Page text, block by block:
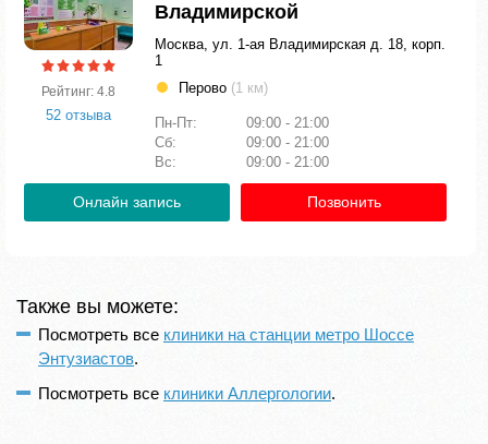
Рейтинг: 4.8
52 отзыва
Владимирской
Москва, ул. 1-ая Владимирская д. 18, корп.
1
Перово (1 км)
Пн-Пт:
09:00 - 21:00
Сб:
09:00 - 21:00
Вс:
09:00 - 21:00
Онлайн запись Позвонить
Также вы можете:
Посмотреть все клиники на станции метро Шоссе
Энтузиастов.
Посмотреть все клиники Аллергологии.